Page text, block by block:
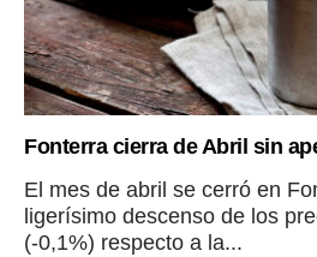
Fonterra cierra de Abril sin
El mes de abril se cerró en
ligerísimo descenso de los
(-0,1%) respecto a la...